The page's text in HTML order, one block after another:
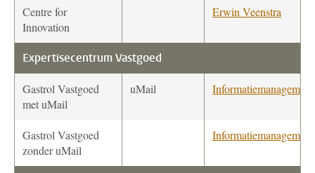
Centre for
Innovation
Erwin Veenstra
Expertisecentrum Vastgoed
Gastrol Vastgoed
met uMail
uMail Informatiemanagement
Gastrol Vastgoed
zonder uMail
Informatiemanagement